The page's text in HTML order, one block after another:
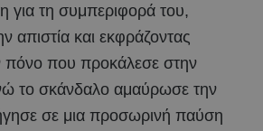
για τη συμπεριφορά του,
απιστία και εκφράζοντας
πόνο που προκάλεσε στην
το σκάνδαλο αμαύρωσε την
σε μια προσωρινή παύση